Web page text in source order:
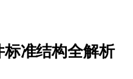
准结构全解析